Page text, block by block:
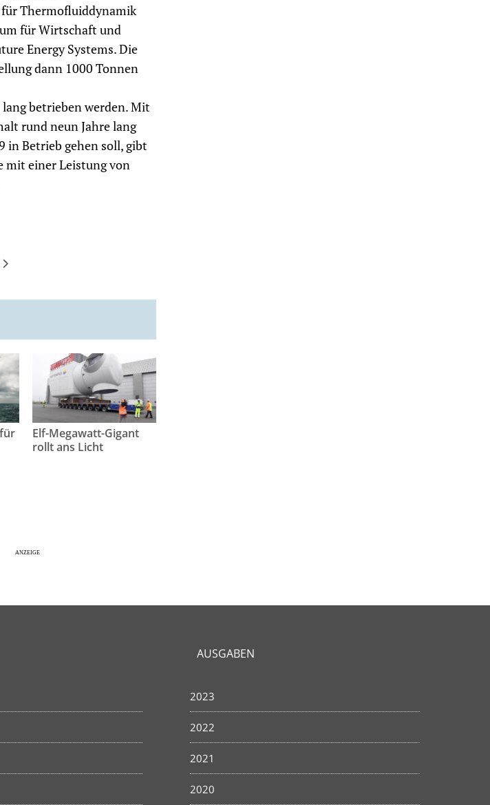
für Thermofluiddynamik
für Wirtschaft und
Energy Systems. Die
dann 1000 Tonnen
betrieben werden. Mit
rund neun Jahre lang
in Betrieb gehen soll, gibt
mit einer Leistung von
Elf-Megawatt-Gigant
rollt ans Licht
AUSGABEN
2023
2022
2021
2020